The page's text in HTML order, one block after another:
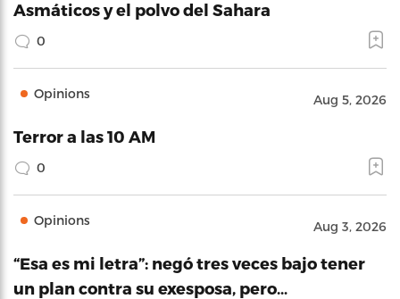
Asmáticos y el polvo del Sahara
0
Opinions Aug 5, 2026
Terror a las 10 AM
0
Opinions Aug 3, 2026
“Esa es mi letra”: negó tres veces bajo tener
un plan contra su exesposa, pero…